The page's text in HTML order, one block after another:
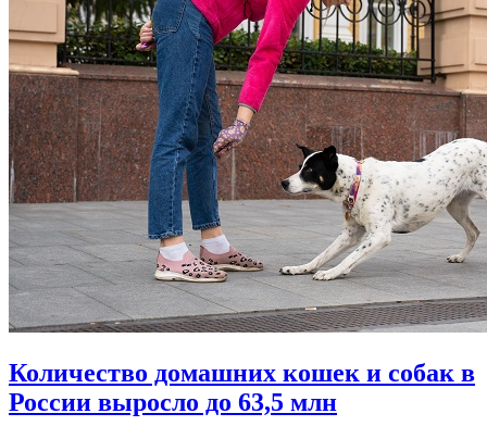
Количество домашних кошек и собак в
России выросло до 63,5 млн